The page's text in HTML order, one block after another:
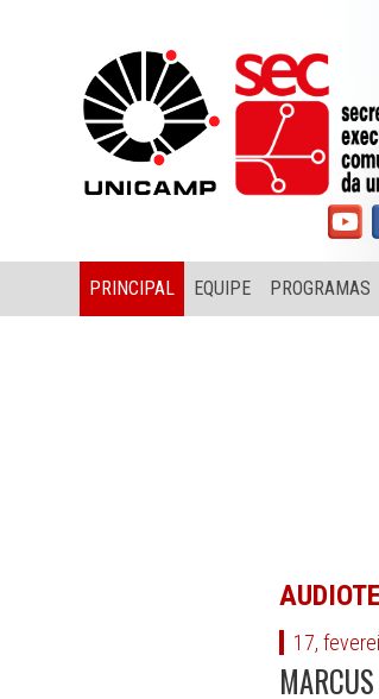
PRINCIPAL EQUIPE PROGRAMAS
17,